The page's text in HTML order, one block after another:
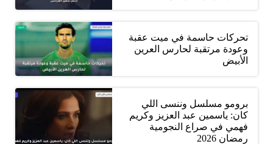
تحركات حاسمة في ميت عقبة
وعودة مرتقبة لحارس العرين
الأبيض
برومو مسلسل وننسى اللي
كان: ياسمين عبد العزيز وكريم
فهمي في صراع النجومية
رمضان 2026